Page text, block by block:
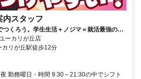
内スタッフ
つくろう。学生生活＋ノジマ＝就活最強のガ
ーカリが丘店
カリが丘駅徒歩12分
勤務曜日・時間 9:30～21:30の中でシフト